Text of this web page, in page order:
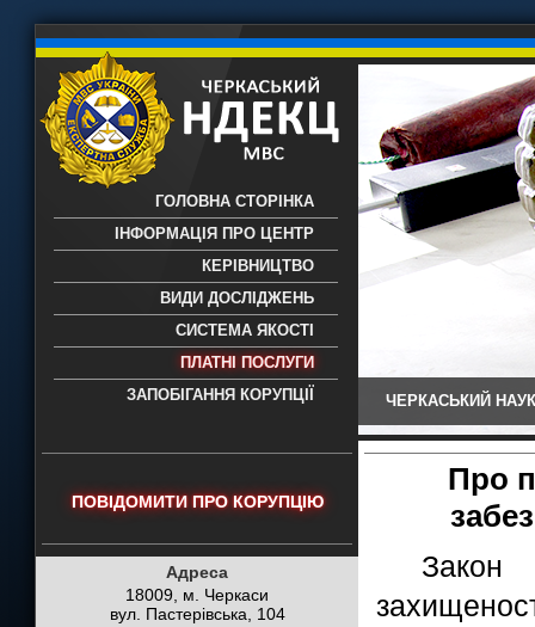
науково-дослідний експертно-
- проведення всих видів судових
експертиз
ГОЛОВНА СТОРІНКА
ІНФОРМАЦІЯ ПРО ЦЕНТР
КЕРІВНИЦТВО
ВИДИ ДОСЛІДЖЕНЬ
СИСТЕМА ЯКОСТІ
ПЛАТНІ ПОСЛУГИ
ЗАПОБІГАННЯ КОРУПЦІЇ
ЧЕРКАСЬКИЙ
ПОВІДОМИТИ ПРО КОРУПЦІЮ
Адреса
18009, м. Черкаси
вул. Пастерівська, 104
Про
Закон